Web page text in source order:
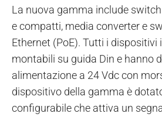
La nuova gamma include
e compatti, media converter e
Ethernet (PoE). Tutti i dispositivi
montabili su guida Din e hanno
alimentazione a 24 Vdc con
dispositivo della gamma è
configurabile che attiva un